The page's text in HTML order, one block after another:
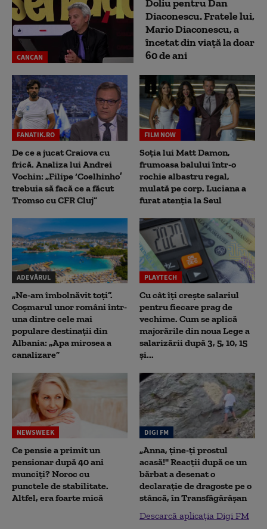
CANCAN
Doliu pentru Dan
Diaconescu. Fratele lui,
Mario Diaconescu, a
încetat din viață la doar
60 de ani
FANATIK.RO
De ce a jucat Craiova cu
frică. Analiza lui Andrei
Vochin: „Filipe ‘Coelhinho’
trebuia să facă ce a făcut
Tromso cu CFR Cluj”
FILM NOW
Soția lui Matt Damon,
frumoasa balului într-o
rochie albastru regal,
mulată pe corp. Luciana a
furat atenția la Seul
ADEVĂRUL
„Ne-am îmbolnăvit toți”.
Coșmarul unor români într-
una dintre cele mai
populare destinații din
Albania: „Apa mirosea a
canalizare”
PLAYTECH
Cu cât îți crește salariul
pentru fiecare prag de
vechime. Cum se aplică
majorările din noua Lege a
salarizării după 3, 5, 10, 15
și...
NEWSWEEK
Ce pensie a primit un
pensionar după 40 ani
munciți? Noroc cu
punctele de stabilitate.
Altfel, era foarte mică
DIGI FM
„Anna, ţine-ţi prostul
acasă!" Reacţii după ce un
bărbat a desenat o
declaraţie de dragoste pe o
stâncă, în Transfăgărăşan
Descarcă aplicația Digi FM